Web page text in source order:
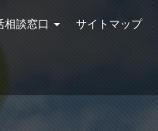
相談窓口 サイトマップ